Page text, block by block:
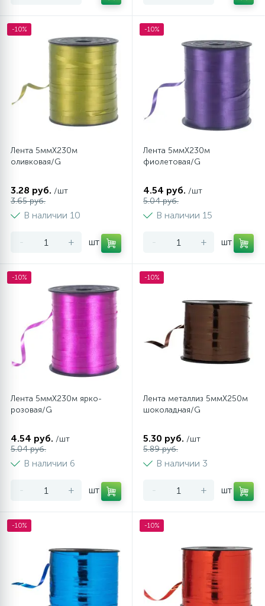
-10%
Лента 5ммХ230м
оливковая/G
3.28 руб. /шт
3.65 руб.
В наличии 10
- + шт
-10%
Лента 5ммХ230м
фиолетовая/G
4.54 руб. /шт
5.04 руб.
В наличии 15
- + шт
-10%
Лента 5ммХ230м ярко-
розовая/G
4.54 руб. /шт
5.04 руб.
В наличии 6
- + шт
-10%
Лента металлиз 5ммХ250м
шоколадная/G
5.30 руб. /шт
5.89 руб.
В наличии 3
- + шт
-10% -10%